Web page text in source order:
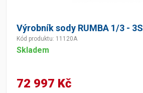
Výrobník sody RUMBA 1/3 -
Kód produktu: 11120A
Skladem
72 997 Kč